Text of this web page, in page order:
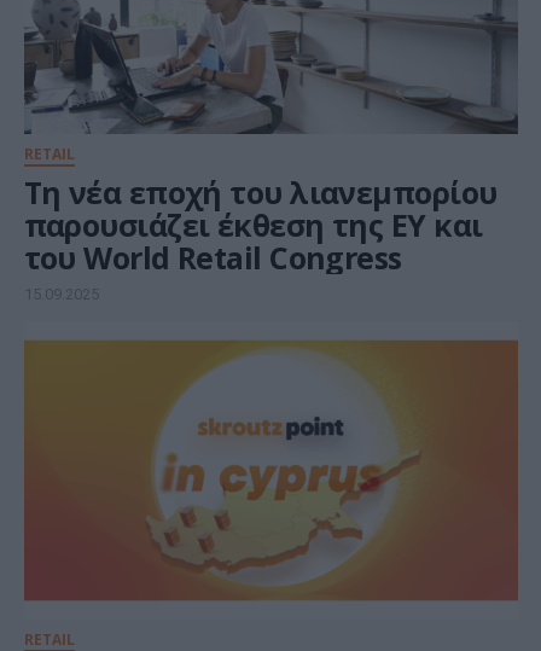
RETAIL
Τη νέα εποχή του λιανεμπορίου
παρουσιάζει έκθεση της EY και
του World Retail Congress
15.09.2025
RETAIL